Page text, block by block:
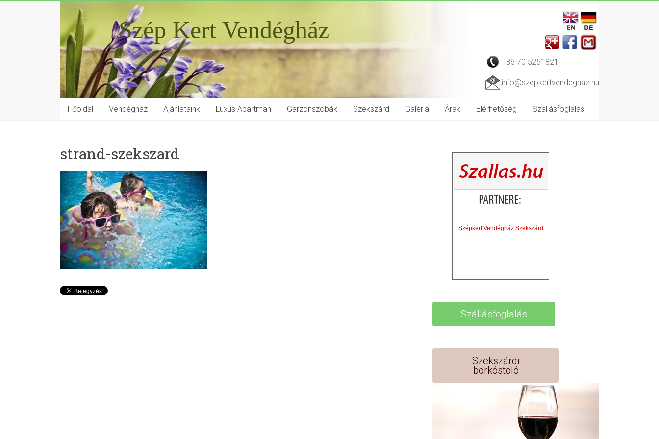
Szép Kert Vendégház
+36 70 5251821
info@szepkertvendeghaz.hu
Főoldal Vendégház Ajánlataink Luxus Apartman Garzonszobák Szekszárd Galéria Árak Elérhetőség Szállásfoglalás
strand-szekszard
Szépkert Vendégház Szekszárd
Szállásfoglalás
Szekszárdi
borkóstoló